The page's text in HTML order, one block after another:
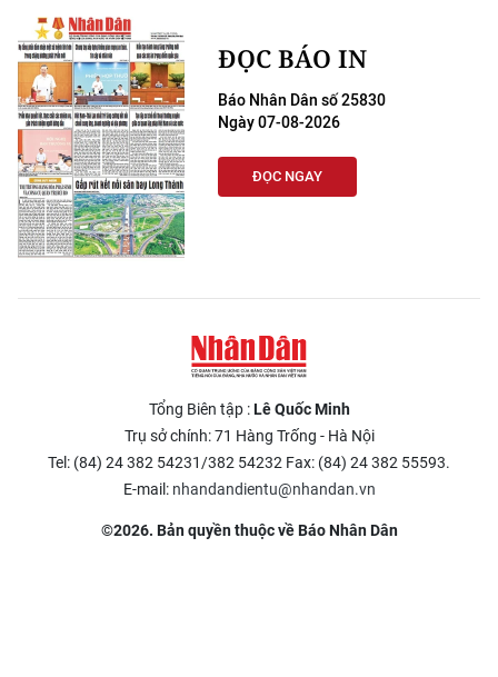
ĐỌC BÁO IN
Báo Nhân Dân số 25830
Ngày 07-08-2026
ĐỌC NGAY
Tổng Biên tập :Lê Quốc Minh
Trụ sở chính: 71 Hàng Trống - Hà Nội
Tel: (84) 24 382 54231/382 54232 Fax: (84) 24 382 55593.
E-mail: nhandandientu@nhandan.vn
©2026. Bản quyền thuộc về Báo Nhân Dân